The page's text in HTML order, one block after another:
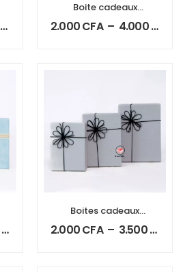
CFA
Boite cadeaux
carrée
2.000CFA – 4.000CFA
CFA
Boites cadeaux
plate bicolore
2.000CFA – 3.500CFA